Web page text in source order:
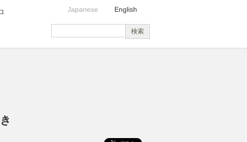
Japanese English